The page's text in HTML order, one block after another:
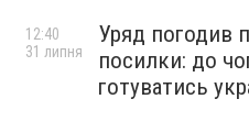
Уряд погодив
посилки: до
готуватись
12:40
31 липня